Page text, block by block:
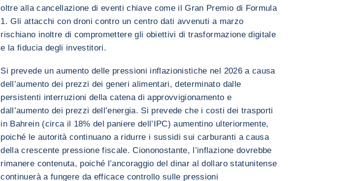
oltre alla cancellazione di eventi chiave come il Gran Premio di Formula
1. Gli attacchi con droni contro un centro dati avvenuti a marzo
rischiano inoltre di compromettere gli obiettivi di trasformazione digitale
e la fiducia degli investitori.
Si prevede un aumento delle pressioni inflazionistiche nel 2026 a causa
dell’aumento dei prezzi dei generi alimentari, determinato dalle
persistenti interruzioni della catena di approvvigionamento e
dall’aumento dei prezzi dell’energia. Si prevede che i costi dei trasporti
in Bahrein (circa il 18% del paniere dell’IPC) aumentino ulteriormente,
poiché le autorità continuano a ridurre i sussidi sui carburanti a causa
della crescente pressione fiscale. Ciononostante, l’inflazione dovrebbe
rimanere contenuta, poiché l’ancoraggio del dinar al dollaro statunitense
continuerà a fungere da efficace controllo sulle pressioni